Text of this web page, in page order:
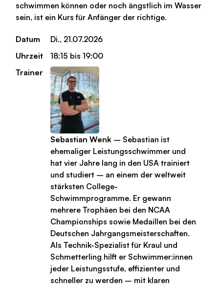
schwimmen können oder noch ängstlich im Wasser
sein, ist ein Kurs für Anfänger der richtige.
Datum
Di., 21.07.2026
Uhrzeit
18:15 bis 19:00
Trainer
Sebastian Wenk – Sebastian ist
ehemaliger Leistungsschwimmer und
hat vier Jahre lang in den USA trainiert
und studiert – an einem der weltweit
stärksten College-
Schwimmprogramme. Er gewann
mehrere Trophäen bei den NCAA
Championships sowie Medaillen bei den
Deutschen Jahrgangsmeisterschaften.
Als Technik-Spezialist für Kraul und
Schmetterling hilft er Schwimmer:innen
jeder Leistungsstufe, effizienter und
schneller zu werden – mit klaren